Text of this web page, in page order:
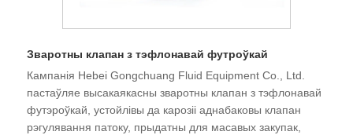
Зваротны клапан з тэфлонавай футроўкай
Кампанія Hebei Gongchuang Fluid Equipment Co., Ltd.
пастаўляе высакаякасны зваротны клапан з тэфлонавай
футэроўкай, устойлівы да карозіі аднабаковы клапан
рэгулявання патоку, прыдатны для масавых закупак,